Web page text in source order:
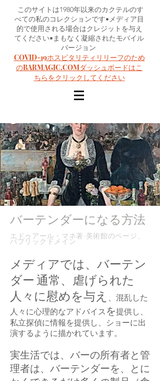
このサイトは1980年以来のカクテルのす
べての私のコレクションです•メディア目
的で使用される場合はクレジットを与え
てください•まもなく凝縮されたモバイル
バージョン
COVID-19ホスピタリティリリーフのため
のBARMAGIC.COMダッシュボードはこ
ちらをクリックしてください
バーテンダーになる方法
エドゥアール・マネ著-美術館のページ、
パブリックドメイン
メディアでは、バーテン
ダー 通常、虐げられた
人々に慰めを与え 、混乱した
人々に心理的なアドバイス を提供し、
私立探偵に情報を提供し、ショーに出
演するように描かれています。
実生活では、バーの所有者と管
理者は、バーテンダーを、とに